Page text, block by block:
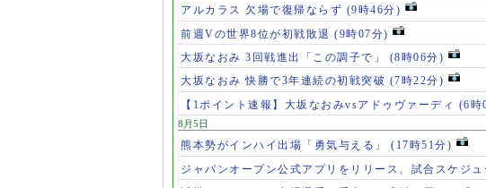
アルカラス 欠場で復帰ならず (9時46分)
前週Vの世界8位が初戦敗退 (9時07分)
大坂なおみ 3回戦進出「この調子で」 (8時06分)
大坂なおみ 快勝で3年連続の初戦突破 (7時22分)
【1ポイント速報】大坂なおみvsアドゥヴァーディ (6時
8月5日
熊本勢がインハイ出場「勇気与える」 (17時51分)
ジャパンオープン公式アプリをリリース、試合スケジュ